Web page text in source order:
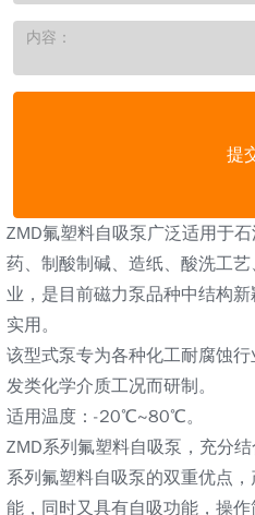
提
ZMD氟塑料自吸泵广泛适用于
药、制酸制碱、造纸、酸洗工
业，是目前磁力泵品种中结构
实用。
该型式泵专为各种化工耐腐蚀
发类化学介质工况而研制。
适用温度：-20℃~80℃。
ZMD系列氟塑料自吸泵，充分
系列氟塑料自吸泵的双重优点
能，同时又具有自吸功能，操